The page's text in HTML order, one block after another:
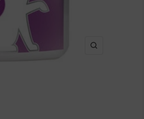
Zooma